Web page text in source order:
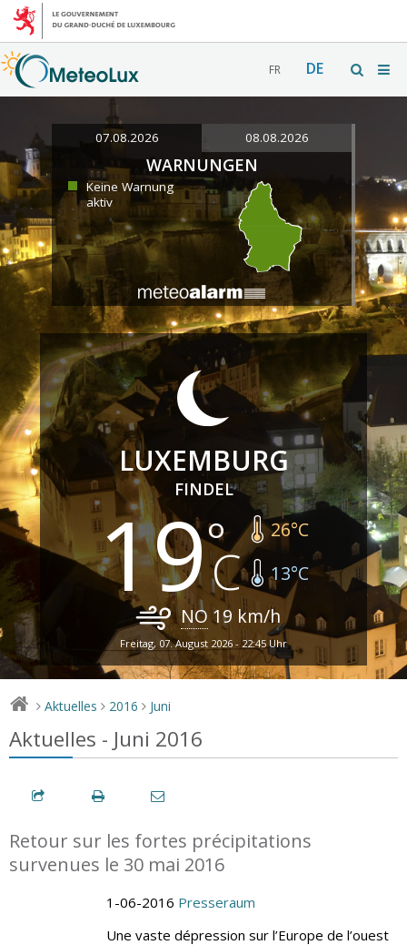
FR DE
07.08.2026 08.08.2026
WARNUNGEN
Keine Warnung
aktiv
LUXEMBURG
FINDEL
19 26°C
13°C
NO 19 km/h
Freitag, 07. August 2026 - 22:45 Uhr
> Aktuelles > 2016 > Juni
Aktuelles - Juni 2016
Retour sur les fortes précipitations
survenues le 30 mai 2016
1-06-2016 Presseraum
Une vaste dépression sur l’Europe de l’ouest